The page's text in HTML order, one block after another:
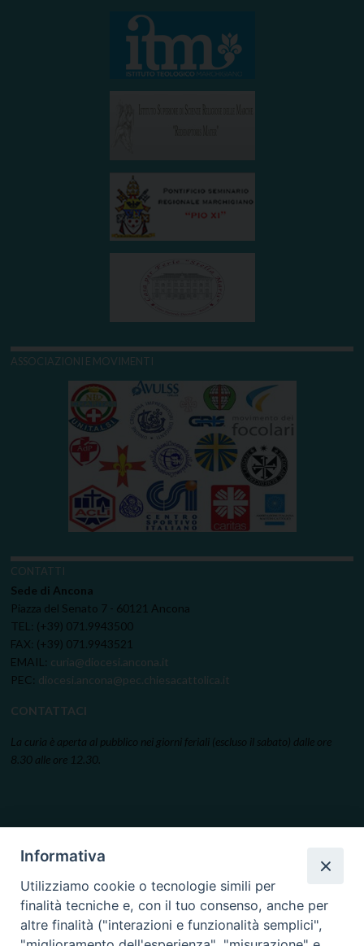
ASSOCIAZIONI E MOVIMENTI
CONTATTI
Sede di Ancona
Piazza del Senato 7 - 60121 Ancona
TEL: (+39) 071.9943500
FAX: (+39) 071.9943521
EMAIL: curia@diocesi.ancona.it
PEC: diocesi.ancona@pec.chiesacattolica.it
CONTATTACI
La curia è aperta al pubblico nei giorni feriali (escluso il sabato) dalle ore
8.30 alle ore 12.30.
Informativa
Utilizziamo cookie o tecnologie simili per
finalità tecniche e, con il tuo consenso, anche per
altre finalità ("interazioni e funzionalità semplici",